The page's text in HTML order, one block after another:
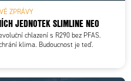
ZPRÁVY
JEDNOTEK SLIMLINE NEO
chlazení s R290 bez PFAS.
klima. Budoucnost je teď.